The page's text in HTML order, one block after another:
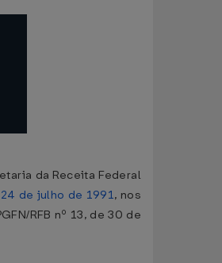
da Receita Federal
de julho de 1991, nos
RFB nº 13, de 30 de